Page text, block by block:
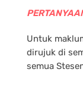
Untuk
dirujuk di
semua